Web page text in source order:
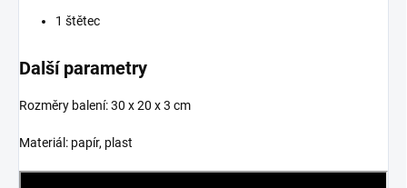
1 štětec
Další parametry
Rozměry balení: 30 x 20 x 3 cm
Materiál: papír, plast